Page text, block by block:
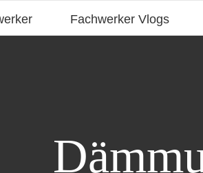
Fachwerker Vlogs